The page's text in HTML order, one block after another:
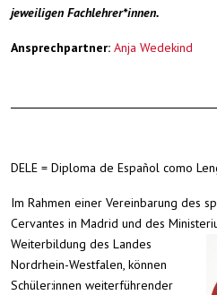
jeweiligen Fachlehrer*innen.
Ansprechpartner: Anja Wedekind
DELE = Diploma de Español como
Im Rahmen einer Vereinbarung des
Cervantes in Madrid und des
Weiterbildung des Landes
Nordrhein-Westfalen, können
Schüler:innen weiterführender